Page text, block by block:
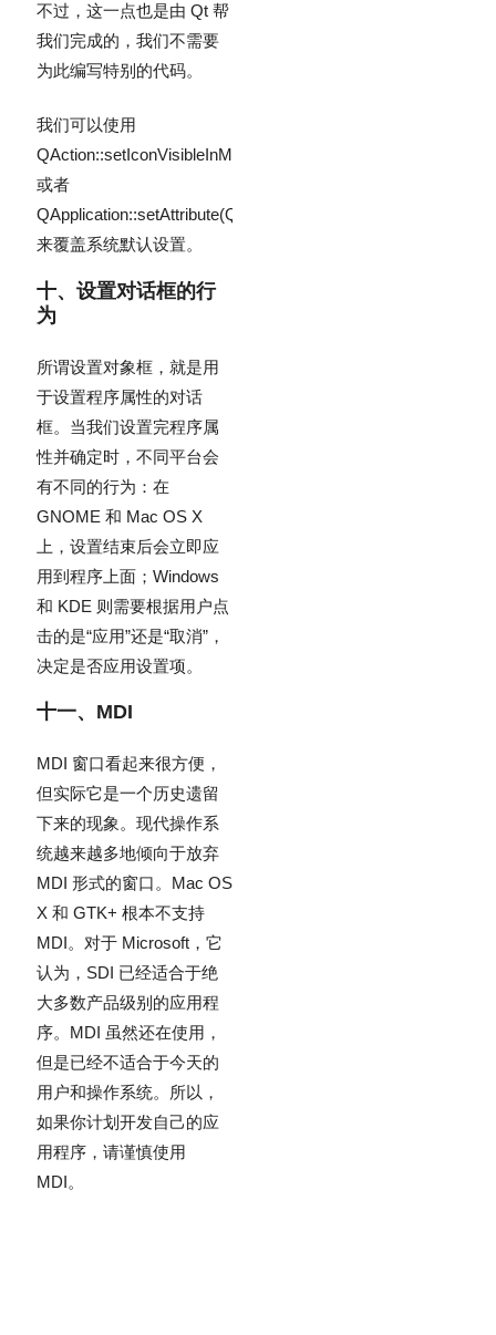
不过，这一点也是由 Qt 帮
我们完成的，我们不需要
为此编写特别的代码。
我们可以使用
QAction::setIconVisibleInMenu(bool)
或者
QApplication::setAttribute(Qt::AA_DontShowIconsInMenus)
来覆盖系统默认设置。
十、设置对话框的行
为
所谓设置对象框，就是用
于设置程序属性的对话
框。当我们设置完程序属
性并确定时，不同平台会
有不同的行为：在
GNOME 和 Mac OS X
上，设置结束后会立即应
用到程序上面；Windows
和 KDE 则需要根据用户点
击的是“应用”还是“取消”，
决定是否应用设置项。
十一、MDI
MDI 窗口看起来很方便，
但实际它是一个历史遗留
下来的现象。现代操作系
统越来越多地倾向于放弃
MDI 形式的窗口。Mac OS
X 和 GTK+ 根本不支持
MDI。对于 Microsoft，它
认为，SDI 已经适合于绝
大多数产品级别的应用程
序。MDI 虽然还在使用，
但是已经不适合于今天的
用户和操作系统。所以，
如果你计划开发自己的应
用程序，请谨慎使用
MDI。